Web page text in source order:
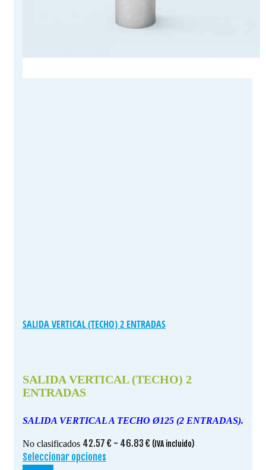
SALIDA VERTICAL (TECHO) 2 ENTRADAS
SALIDA VERTICAL (TECHO) 2
ENTRADAS
SALIDA VERTICAL A TECHO Ø125 (2 ENTRADAS).
No clasificados 42.57 € - 46.83 € Rango
(IVA incluido)
Seleccionar opciones